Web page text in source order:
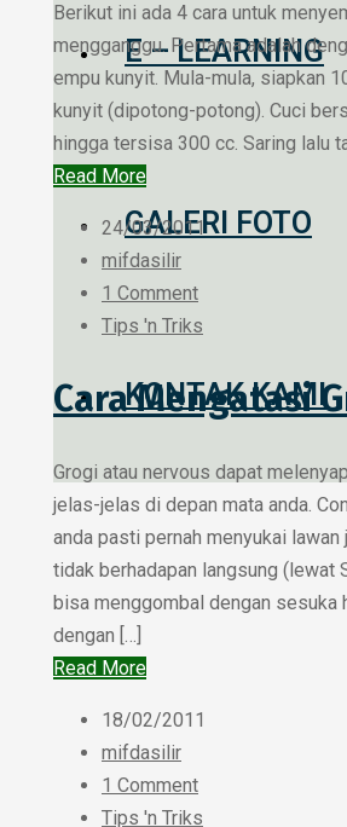
E – LEARNING
GALERI FOTO
KONTAK KAMI
Berikut ini ada 4 cara untuk
mengganggu. Pertama adalah
empu kunyit. Mula-mula, siapkan
kunyit (dipotong-potong). Cuci
hingga tersisa 300 cc. Saring lalu
Read More
24/03/2011
mifdasilir
1 Comment
Tips 'n Triks
Cara Mengatasi
Grogi atau nervous dapat
jelas-jelas di depan mata anda.
anda pasti pernah menyukai
tidak berhadapan langsung (lewat
bisa menggombal dengan sesuka
dengan […]
Read More
18/02/2011
mifdasilir
1 Comment
Tips 'n Triks